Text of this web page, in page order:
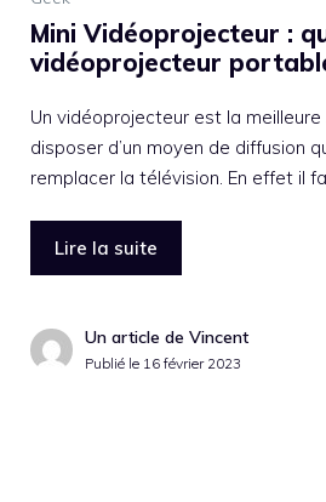
Mini Vidéoprojecteur :
vidéoprojecteur
Un vidéoprojecteur est la
disposer d’un moyen de diffusion
remplacer la télévision. En effet il
Lire la suite
Un article de Vincent
Publié le 16 février 2023